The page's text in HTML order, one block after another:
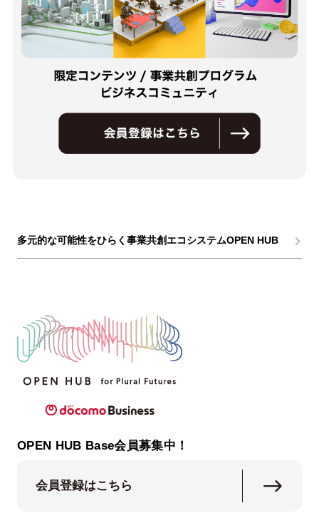
多元的な可能性をひらく事業共創エコシステムOPEN HUB
OPEN HUB Base会員募集中！
会員登録はこちら